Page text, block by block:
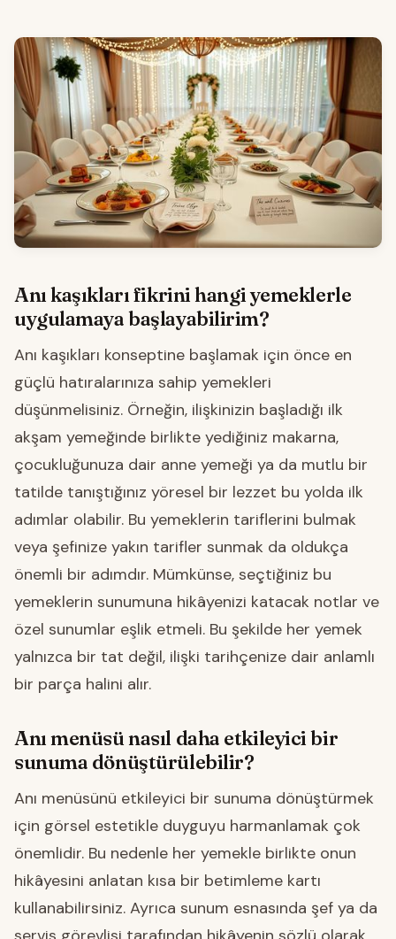
Anı kaşıkları fikrini hangi yemeklerle
uygulamaya başlayabilirim?
Anı kaşıkları konseptine başlamak için önce en
güçlü hatıralarınıza sahip yemekleri
düşünmelisiniz. Örneğin, ilişkinizin başladığı ilk
akşam yemeğinde birlikte yediğiniz makarna,
çocukluğunuza dair anne yemeği ya da mutlu bir
tatilde tanıştığınız yöresel bir lezzet bu yolda ilk
adımlar olabilir. Bu yemeklerin tariflerini bulmak
veya şefinize yakın tarifler sunmak da oldukça
önemli bir adımdır. Mümkünse, seçtiğiniz bu
yemeklerin sunumuna hikâyenizi katacak notlar ve
özel sunumlar eşlik etmeli. Bu şekilde her yemek
yalnızca bir tat değil, ilişki tarihçenize dair anlamlı
bir parça halini alır.
Anı menüsü nasıl daha etkileyici bir
sunuma dönüştürülebilir?
Anı menüsünü etkileyici bir sunuma dönüştürmek
için görsel estetikle duyguyu harmanlamak çok
önemlidir. Bu nedenle her yemekle birlikte onun
hikâyesini anlatan kısa bir betimleme kartı
kullanabilirsiniz. Ayrıca sunum esnasında şef ya da